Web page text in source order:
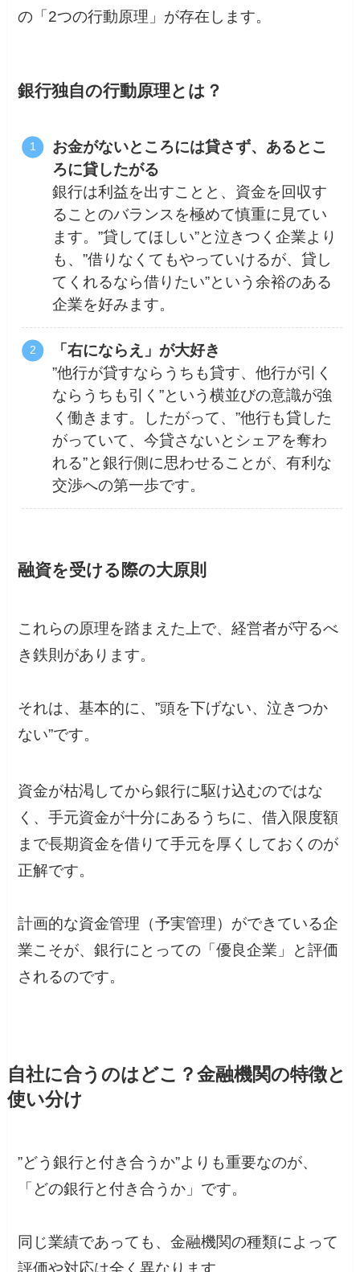
の「2つの行動原理」が存在します。
銀行独自の行動原理とは？
お金がないところには貸さず、あるとこ
ろに貸したがる
銀行は利益を出すことと、資金を回収す
ることのバランスを極めて慎重に見てい
ます。”貸してほしい”と泣きつく企業より
も、”借りなくてもやっていけるが、貸し
てくれるなら借りたい”という余裕のある
企業を好みます。
「右にならえ」が大好き
”他行が貸すならうちも貸す、他行が引く
ならうちも引く”という横並びの意識が強
く働きます。したがって、”他行も貸した
がっていて、今貸さないとシェアを奪わ
れる”と銀行側に思わせることが、有利な
交渉への第一歩です。
融資を受ける際の大原則
これらの原理を踏まえた上で、経営者が守るべ
き鉄則があります。
それは、基本的に、”頭を下げない、泣きつか
ない”です。
資金が枯渇してから銀行に駆け込むのではな
く、手元資金が十分にあるうちに、借入限度額
まで長期資金を借りて手元を厚くしておくのが
正解です。
計画的な資金管理（予実管理）ができている企
業こそが、銀行にとっての「優良企業」と評価
されるのです。
自社に合うのはどこ？金融機関の特徴と
使い分け
”どう銀行と付き合うか”よりも重要なのが、
「どの銀行と付き合うか」です。
同じ業績であっても、金融機関の種類によって
評価や対応は全く異なります。